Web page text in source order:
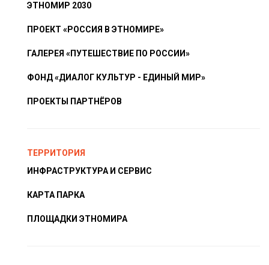
ЭТНОМИР 2030
ПРОЕКТ «РОССИЯ В ЭТНОМИРЕ»
ГАЛЕРЕЯ «ПУТЕШЕСТВИЕ ПО РОССИИ»
ФОНД «ДИАЛОГ КУЛЬТУР - ЕДИНЫЙ МИР»
ПРОЕКТЫ ПАРТНЁРОВ
ТЕРРИТОРИЯ
ИНФРАСТРУКТУРА И СЕРВИС
КАРТА ПАРКА
ПЛОЩАДКИ ЭТНОМИРА